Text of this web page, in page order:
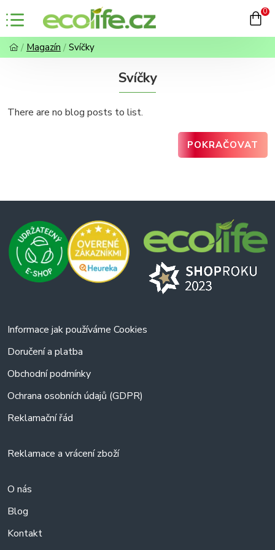
0
Magazín Svíčky
Svíčky
There are no blog posts to list.
POKRAČOVAT
Informace jak používáme Cookies
Doručení a platba
Obchodní podmínky
Ochrana osobních údajů (GDPR)
Reklamační řád
Reklamace a vrácení zboží
O nás
Blog
Kontakt